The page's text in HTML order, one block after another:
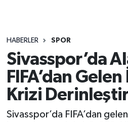
HABERLER SPOR
Sivasspor’da
FIFA’dan
Krizi
Sivasspor’da FIFA’dan
GÜNCEL
KÜLTÜR
MAGAZİN
Son Dakika Haberleri
Haber Arşivi